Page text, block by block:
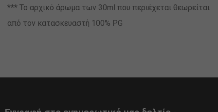
*** Το αρχικό άρωμα των 30ml που περιέχεται θεωρείται
από τον κατασκευαστή 100% PG